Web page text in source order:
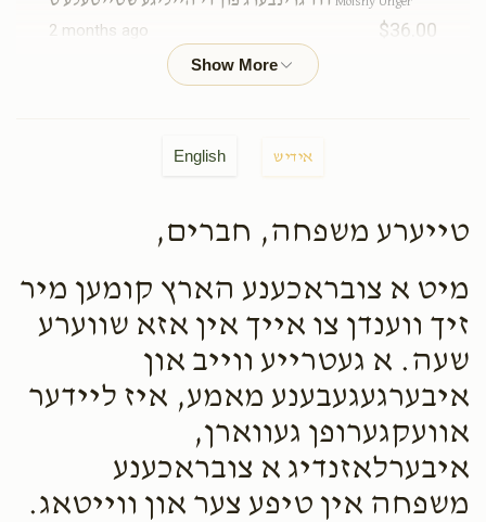
2 months ago $36.00
Shloimy UngerMoishy Unger
מושי,די האסט דאך די קאנטעקס! לאמיר זעהן...
English אידיש
טייערע משפחה, חברים,
מיט א צובראכענע הארץ קומען מיר
זיך ווענדן צו אייך אין אזא שווערע
שעה. א געטרייע ווייב און
איבערגעגעבענע מאמע, איז ליידער
אוועקגערופן געווארן,
איבערלאזנדיג א צובראכענע
משפחה אין טיפע צער און ווייטאג.